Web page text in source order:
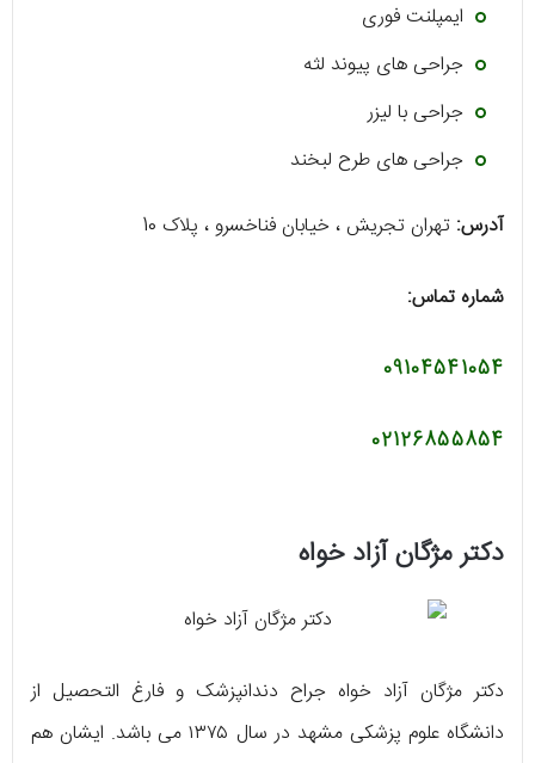
ایمپلنت فوری
جراحی های پیوند لثه
جراحی با لیزر
جراحی های طرح لبخند
آدرس: تهران تجریش ، خیابان فناخسرو ، پلاک 10
شماره تماس:
09104541054
02126855854
دکتر مژگان آزاد خواه
دکتر مژگان آزاد خواه جراح دندانپزشک و فارغ التحصیل از
دانشگاه علوم پزشکی مشهد در سال ۱۳۷۵ می‌ باشد. ایشان هم